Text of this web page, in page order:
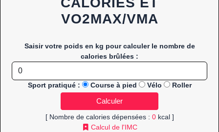
VO2MAX/VMA
Saisir votre poids en kg pour calculer le nombre de
calories brûlées :
Sport pratiqué : Course à pied Vélo Roller
[ Nombre de calories dépensées : 0kcal ]
Calcul de l'IMC